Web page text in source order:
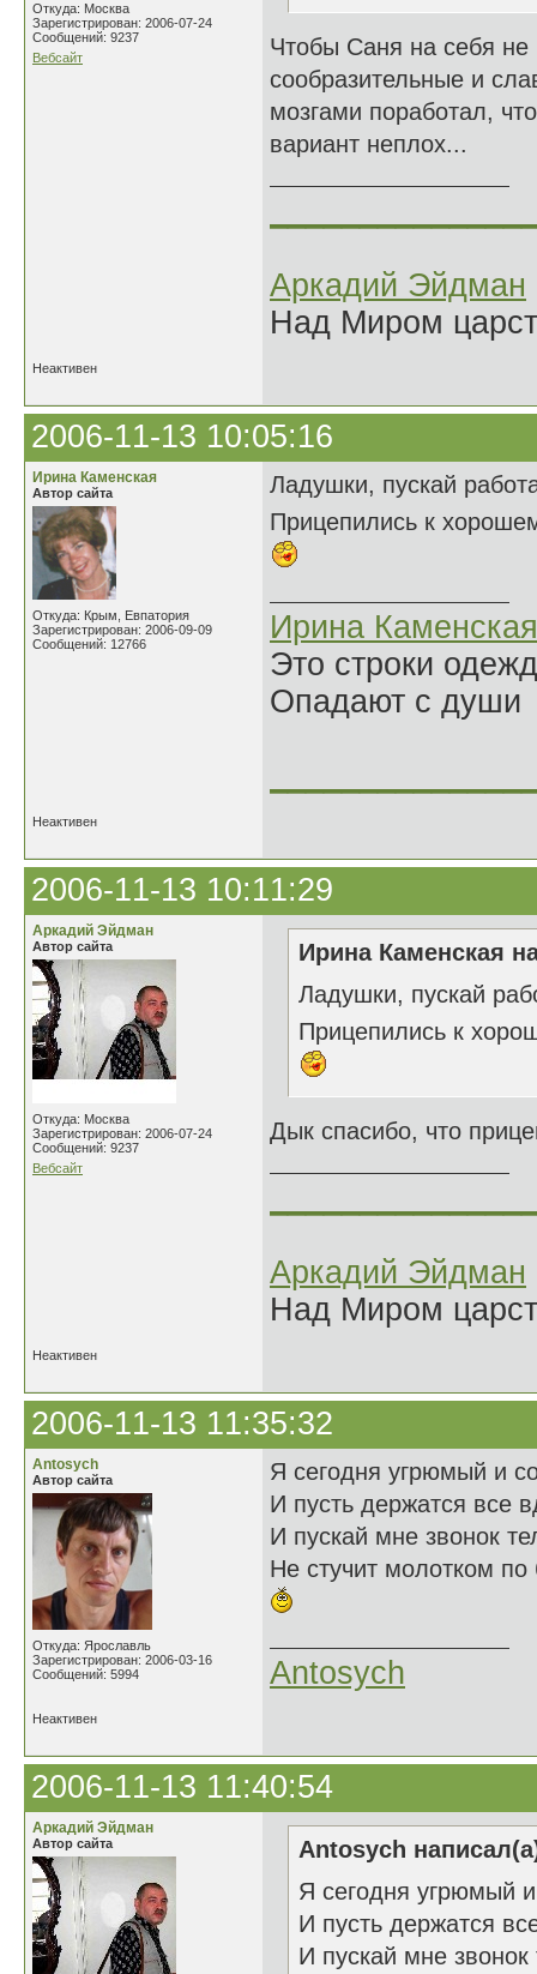
Откуда: Москва
Зарегистрирован: 2006-07-24
Сообщений: 9237
Вебсайт
Чтобы Саня на себя
сообразительные и
мозгами поработал,
вариант неплох...
Аркадий Эйдман
Над Миром
Неактивен
2006-11-13 10:05:16
Ирина Каменская
Автор сайта
Откуда: Крым, Евпатория
Зарегистрирован: 2006-09-09
Сообщений: 12766
Ладушки, пускай
Прицепились к
Ирина Каменская
Это строки
Опадают с души
Неактивен
2006-11-13 10:11:29
Аркадий Эйдман
Автор сайта
Откуда: Москва
Зарегистрирован: 2006-07-24
Сообщений: 9237
Вебсайт
Ирина Каменская
Ладушки, пускай
Прицепились к
Дык спасибо, что
Аркадий Эйдман
Над Миром
Неактивен
2006-11-13 11:35:32
Antosych
Автор сайта
Откуда: Ярославль
Зарегистрирован: 2006-03-16
Сообщений: 5994
Я сегодня угрюмый и
И пусть держатся все
И пускай мне звонок
Не стучит молотком
Antosych
Неактивен
2006-11-13 11:40:54
Аркадий Эйдман
Автор сайта
Antosych
Я сегодня угрюмый
И пусть держатся
И пускай мне